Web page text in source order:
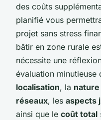
des coûts
planifié vous
projet sans stress
bâtir en zone rurale
nécessite une
évaluation minutieuse
localisation, la
réseaux, les aspects
ainsi que le coût total